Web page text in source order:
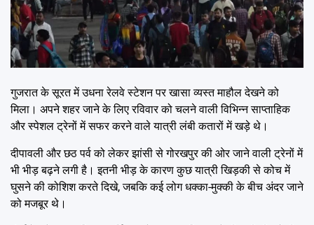
गुजरात के सूरत में उधना रेलवे स्टेशन पर खासा व्यस्त माहौल देखने को
मिला। अपने शहर जाने के लिए रविवार को चलने वाली विभिन्न साप्ताहिक
और स्पेशल ट्रेनों में सफर करने वाले यात्री लंबी कतारों में खड़े थे।
दीपावली और छठ पर्व को लेकर झांसी से गोरखपुर की ओर जाने वाली ट्रेनों में
भी भीड़ बढ़ने लगी है। इतनी भीड़ के कारण कुछ यात्री खिड़की से कोच में
घुसने की कोशिश करते दिखे, जबकि कई लोग धक्का-मुक्की के बीच अंदर जाने
को मजबूर थे।